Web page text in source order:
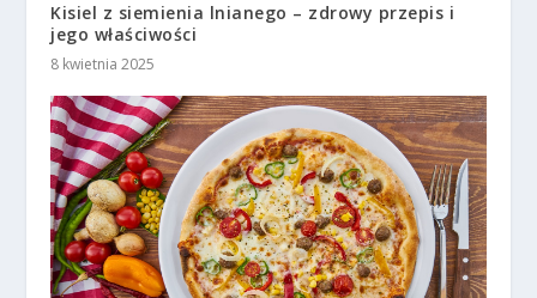
Kisiel z siemienia lnianego – zdrowy przepis i
jego właściwości
8 kwietnia 2025